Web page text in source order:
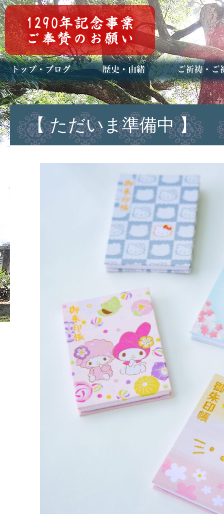
トップページ
ブログ(日々八百万)
お知らせ一覧 歴史・ご祭神
年中行事
メディア掲載 ご祈祷・ご祈
安産祈願
初宮参り
七五三詣
長寿のお祝い
神前結婚式
厄祓い・方位
車のお祓い
地鎮祭
神葬祭（神式
【 ただいま準備中 】